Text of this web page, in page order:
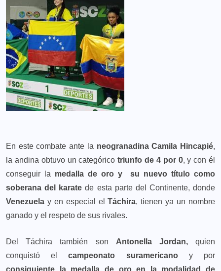
En este combate ante la neogranadina Camila Hincapié,
la andina obtuvo un categóricotriunfo de 4 por 0, y con él
conseguir la medalla de oro y su nuevo título como
soberana del karate de esta parte del Continente, donde
Venezuela y en especial el Táchira, tienen ya un nombre
ganado y el respeto de sus rivales.
Del Táchira también son Antonella Jordan,quien
conquistó elcampeonato suramericanoy por